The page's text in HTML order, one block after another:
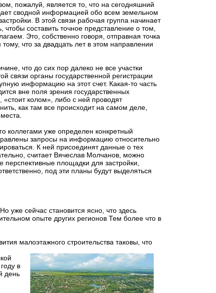
пожалуй, является то, что на сегодняшний
сводной информацией обо всем земельном
В этой связи рабочая группа начинает
составить точное представление о том,
Это, собственно говоря, отправная точка
что за двадцать лет в этом направлении
что до сих пор далеко не все участки
связи органы государственной регистрации
информацию на этот счет. Какая-то часть
вне поля зрения государственных
колом», либо с ней проводят
как там все происходит на самом деле,
коллегами уже определен конкретный
запросы на информацию относительно
К ней присоединят данные о тех
считает Вячеслав Молчанов, можно
площадки для застройки,
под эти планы будут выделяться
уже сейчас становится ясно, что здесь
опыте других регионов Тем более что в
малоэтажного строительства таковы, что
в
день